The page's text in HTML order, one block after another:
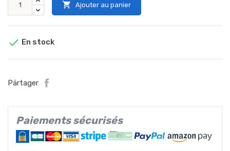
 Ajouter au panier
 En stock
Pärtager
Paiements sécurisés